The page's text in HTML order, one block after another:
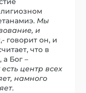
Мы
и
,- говорит он, и
что в
а Бог –
центр всех
намного
.